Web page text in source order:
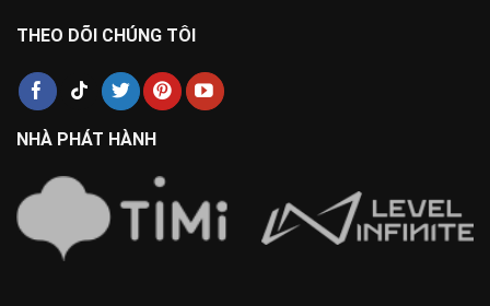
THEO DÕI CHÚNG TÔI
NHÀ PHÁT HÀNH